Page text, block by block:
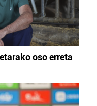
oso erreta